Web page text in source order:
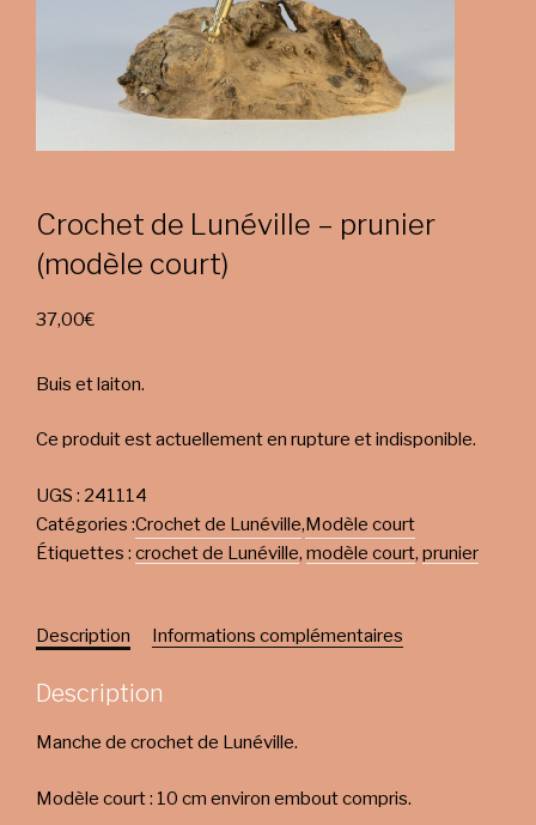
Crochet de Lunéville – prunier
(modèle court)
37,00€
Buis et laiton.
Ce produit est actuellement en rupture et indisponible.
UGS : 241114
Catégories :Crochet de Lunéville,Modèle court
Étiquettes : crochet de Lunéville, modèle court, prunier
Description Informations complémentaires
Description
Manche de crochet de Lunéville.
Modèle court : 10 cm environ embout compris.